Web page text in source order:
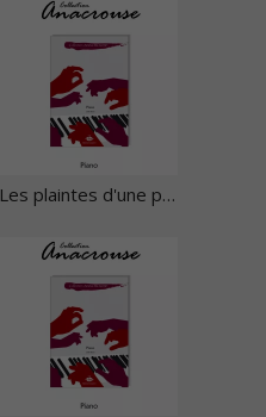
Les plaintes d'une poupée